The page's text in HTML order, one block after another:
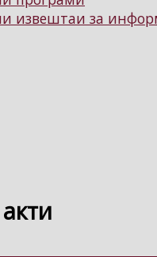
извештаи за